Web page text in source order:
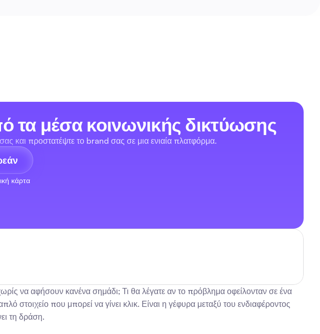
να αφήσουν κανένα σημάδι; Τι θα λέγατε αν το πρόβλημα οφείλονταν σε ένα
που μπορεί να γίνει κλικ. Είναι η γέφυρα μεταξύ του ενδιαφέροντος
τη δράση.
τα μέσα κοινωνικής δικτύωσης
και προστατέψτε το brand σας σε μια ενιαία πλατφόρμα.
κάρτα